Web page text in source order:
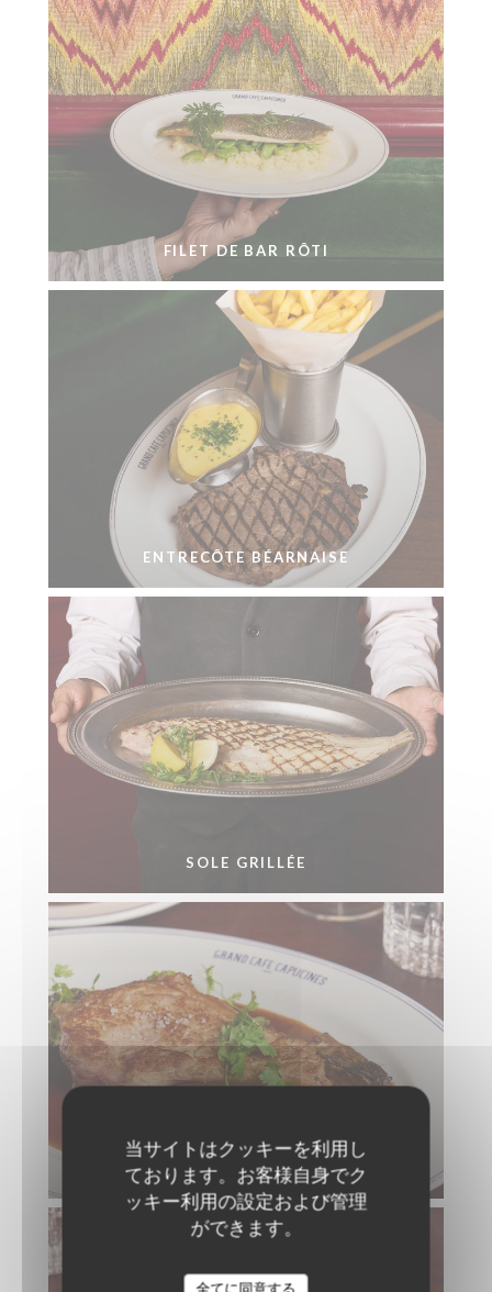
当サイトはクッキーを利用し
ております。お客様自身でク
ッキー利用の設定および管理
ができます。
全てに同意する
FILET DE BAR RÔTI
ENTRECÔTE BÉARNAISE
SOLE GRILLÉE
CÔTE DE VEAU FRANÇAIS AUX MORILLES